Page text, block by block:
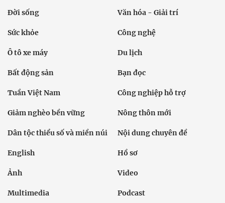
Đời sống Văn hóa - Giải trí
Sức khỏe Công nghệ
Ô tô xe máy Du lịch
Bất động sản Bạn đọc
Tuần Việt Nam Công nghiệp hỗ trợ
Giảm nghèo bền vững Nông thôn mới
Dân tộc thiểu số và miền núi Nội dung chuyên đề
English Hồ sơ
Ảnh Video
Multimedia Podcast